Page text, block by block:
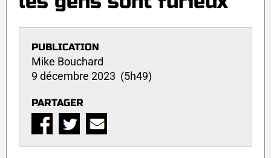
PUBLICATION
Mike Bouchard
9 décembre 2023 (5h49)
PARTAGER